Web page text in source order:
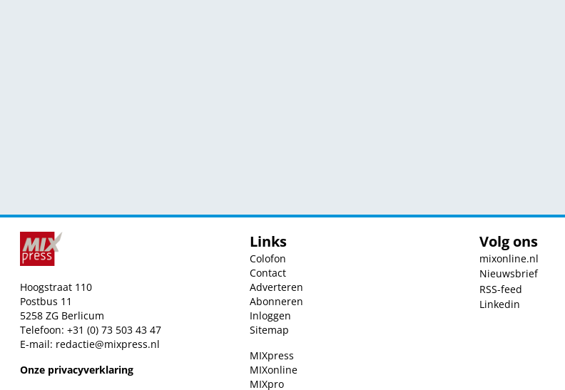
Hoogstraat 110
Postbus 11
5258 ZG Berlicum
Telefoon: +31 (0) 73 503 43 47
E-mail: redactie@mixpress.nl
Onze privacyverklaring
Links
Colofon
Contact
Adverteren
Abonneren
Inloggen
Sitemap
MIXpress
MIXonline
MIXpro
Volg ons
mixonline.nl
Nieuwsbrief
RSS-feed
Linkedin